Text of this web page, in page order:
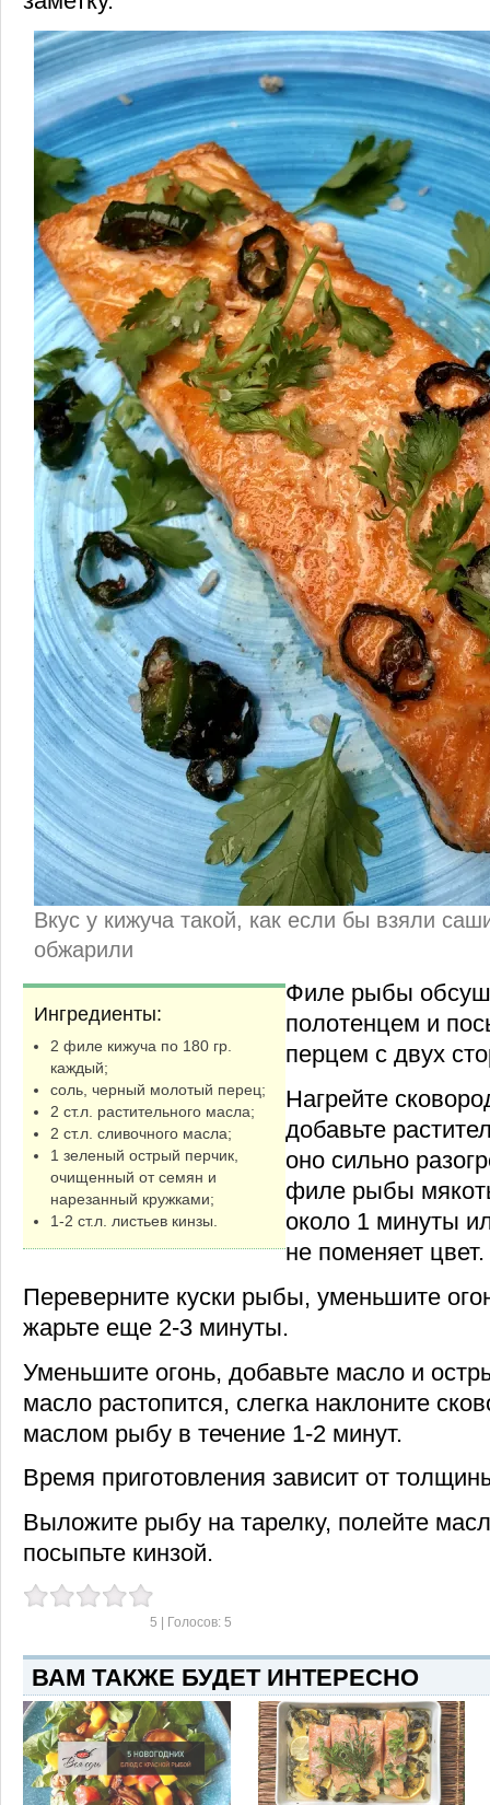
Вкус у кижуча такой, как если бы взяли
обжарили
Ингредиенты:
2 филе кижуча по 180 гр.
каждый;
соль, черный молотый перец;
2 ст.л. растительного масла;
2 ст.л. сливочного масла;
1 зеленый острый перчик,
очищенный от семян и
нарезанный кружками;
1-2 ст.л. листьев кинзы.
Филе рыбы
полотенцем и
перцем с двух
Нагрейте
добавьте
оно сильно
филе рыбы
около 1 минуты
не поменяет цвет.
Переверните куски рыбы, уменьшите
жарьте еще 2-3 минуты.
Уменьшите огонь, добавьте масло и
масло растопится, слегка наклоните
маслом рыбу в течение 1-2 минут.
Время приготовления зависит от
Выложите рыбу на тарелку, полейте
посыпьте кинзой.
5 | Голосов: 5
ВАМ ТАКЖЕ БУДЕТ ИНТЕРЕСНО